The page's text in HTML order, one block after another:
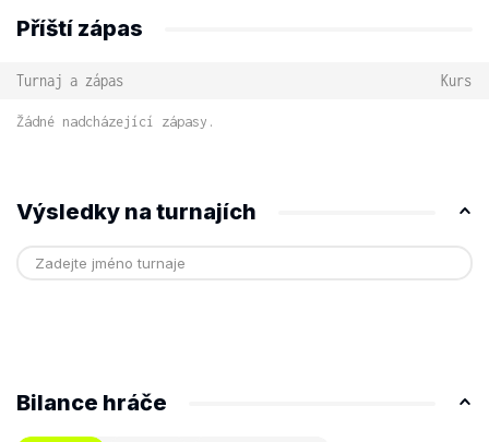
Příští zápas
Turnaj a zápas Kurs
Žádné nadcházející zápasy.
Výsledky na turnajích
Bilance hráče